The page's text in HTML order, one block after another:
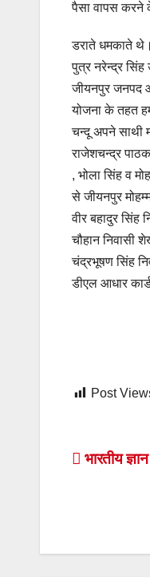
पैसा वापस करने
डराते धमकाते
पुत्र नरेन्द्र सिंह
जीयनपुर जनपद
योजना के तहत
चन्दू अपने साथी
राजेशचन्द्र
, भोला सिंह व
से जीयनपुर
वीर बहादुर सिंह
चौहान निवासी
चंद्रभूषण सिंह
डीएल आधार
Post
Post
भारतीय